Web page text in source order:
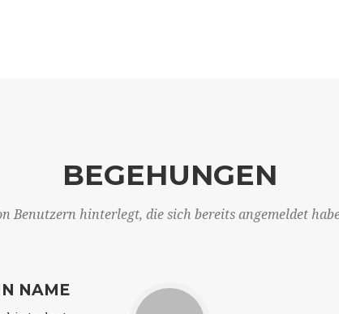
BEGEHUNGEN
Benutzern hinterlegt, die sich bereits angemeldet
NAME